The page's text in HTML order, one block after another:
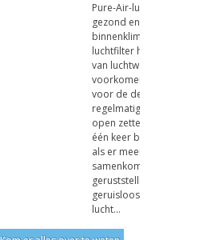
Pure-Air-luchtfilter
gezond en prettig
binnenklimaat. Pure-
luchtfilter helpt bij
van luchtwegen
voorkomen . Met de
voor de deur zullen wij
regelmatig ramen en
open zetten om verse
één keer binnen te
als er meerdere
samenkomen is het een
geruststelling indien er
geruisloos en
lucht...